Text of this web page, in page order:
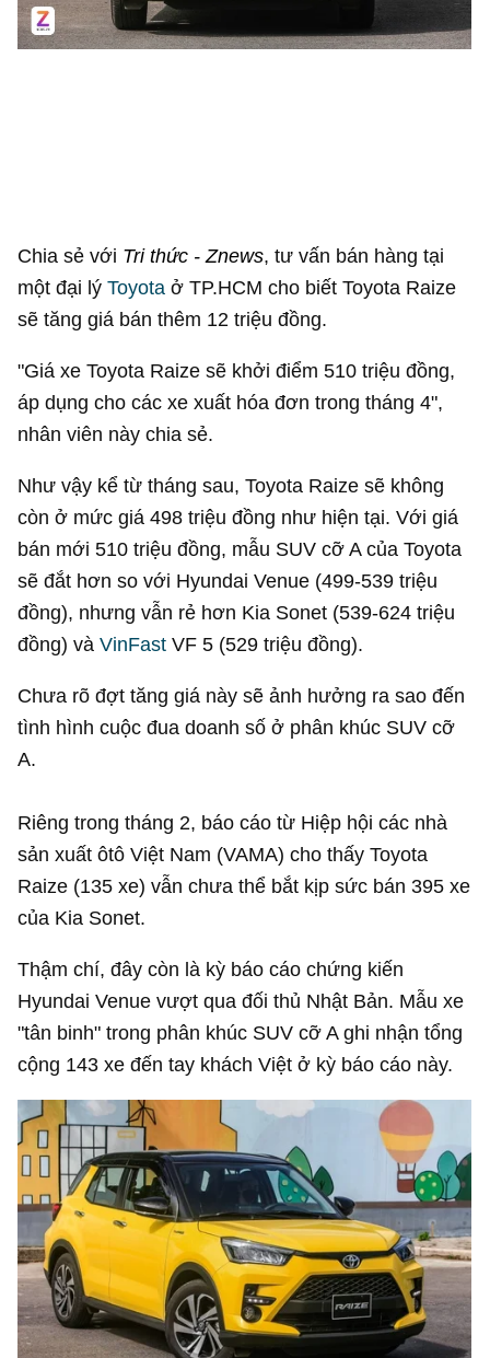
Chia sẻ với Tri thức - Znews, tư vấn bán hàng tại
một đại lýToyota ở TP.HCM cho biết Toyota Raize
sẽ tăng giá bán thêm 12 triệu đồng.
"Giá xe Toyota Raize sẽ khởi điểm 510 triệu đồng,
áp dụng cho các xe xuất hóa đơn trong tháng 4",
nhân viên này chia sẻ.
Như vậy kể từ tháng sau, Toyota Raize sẽ không
còn ở mức giá 498 triệu đồng như hiện tại. Với giá
bán mới 510 triệu đồng, mẫu SUV cỡ A của Toyota
sẽ đắt hơn so với Hyundai Venue (499-539 triệu
đồng), nhưng vẫn rẻ hơn Kia Sonet (539-624 triệu
đồng) vàVinFast VF 5 (529 triệu đồng).
Chưa rõ đợt tăng giá này sẽ ảnh hưởng ra sao đến
tình hình cuộc đua doanh số ở phân khúc SUV cỡ
A.
Riêng trong tháng 2, báo cáo từ Hiệp hội các nhà
sản xuất ôtô Việt Nam (VAMA) cho thấy Toyota
Raize (135 xe) vẫn chưa thể bắt kịp sức bán 395 xe
của Kia Sonet.
Thậm chí, đây còn là kỳ báo cáo chứng kiến
Hyundai Venue vượt qua đối thủ Nhật Bản. Mẫu xe
"tân binh" trong phân khúc SUV cỡ A ghi nhận tổng
cộng 143 xe đến tay khách Việt ở kỳ báo cáo này.